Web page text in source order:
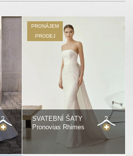
PRONÁJEM
PRODEJ
SVATEBNÍ ŠATY
Pronovias Rhimes